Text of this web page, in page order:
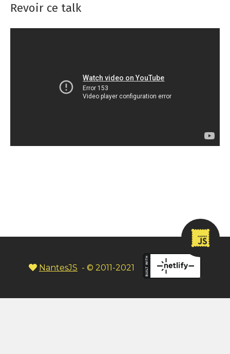
Revoir ce talk
NantesJS - © 2011-2021